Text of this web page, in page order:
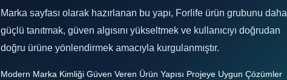
Marka sayfası olarak hazırlanan bu yapı, Forlife ürün grubunu daha
güçlü tanıtmak, güven algısını yükseltmek ve kullanıcıyı doğrudan
doğru ürüne yönlendirmek amacıyla kurgulanmıştır.
Modern Marka Kimliği Güven Veren Ürün Yapısı Projeye Uygun Çözümler